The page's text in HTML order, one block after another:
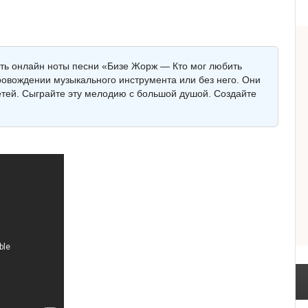
онлайн ноты песни «Бизе Жорж — Кто мог любить
музыкального инструмента или без него. Они
Сыграйте эту мелодию с большой душой. Создайте